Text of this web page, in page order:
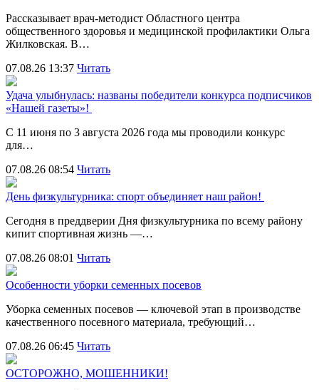
Рассказывает врач-методист Областного центра
общественного здоровья и медицинской профилактики Ольга
Жилковская. В…
07.08.26 13:37 Читать
Удача улыбнулась: названы победители конкурса подписчиков
«Нашей газеты»!
С 11 июня по 3 августа 2026 года мы проводили конкурс
для…
07.08.26 08:54 Читать
День физкультурника: спорт объединяет наш район!
Сегодня в преддверии Дня физкультурника по всему району
кипит спортивная жизнь —…
07.08.26 08:01 Читать
Особенности уборки семенных посевов
Уборка семенных посевов — ключевой этап в производстве
качественного посевного материала, требующий…
07.08.26 06:45 Читать
ОСТОРОЖНО, МОШЕННИКИ!